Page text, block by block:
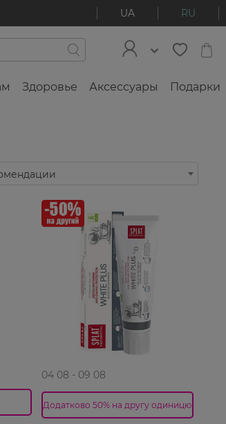
UA RU
Здоровье Аксессуары Подарки
04 08 - 09 08
Додатково 50% на другу одиницю